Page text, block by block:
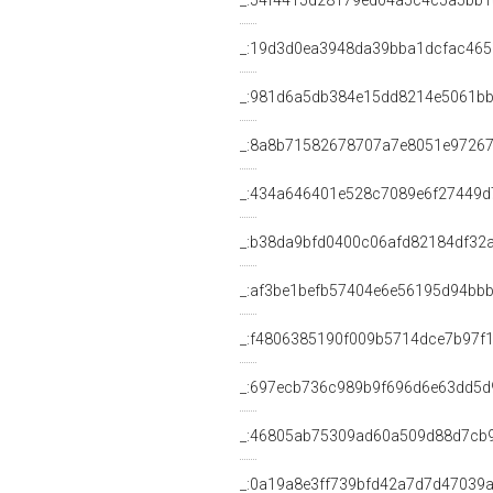
<http://dati.camera.it/ocd/
CAPOGRUPPO di IV
<http://dati.camera.it/ocd/
CAPOGRUPPO di IV
<http://dati.camera.it/ocd/
CAPOGRUPPO di IV
<http://dati.camera.it/ocd/
PRESIDENTE di IV COMMISSIONE
<http://dati.camera.it/ocd/
VICEPRESIDENTE di IV
<http://dati.camera.it/ocd/